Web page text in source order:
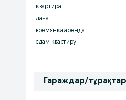
квартира
дача
времянка аренда
сдам квартиру
Гараждар/тұрақтар